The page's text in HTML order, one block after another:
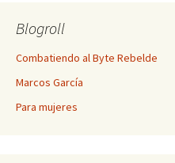
Blogroll
Combatiendo al Byte Rebelde
Marcos García
Para mujeres